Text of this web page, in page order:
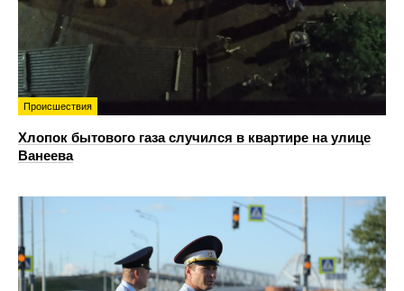
Происшествия
Хлопок бытового газа случился в квартире на улице
Ванеева